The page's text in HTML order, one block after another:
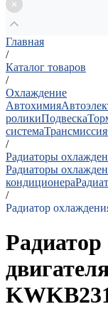
Главная
/
Каталог товаров
/
Охлаждение
Автохимия
роликиПодвеска
системаТрансмиссия
/
Радиаторы
Радиаторы
кондиционера
/
Радиатор